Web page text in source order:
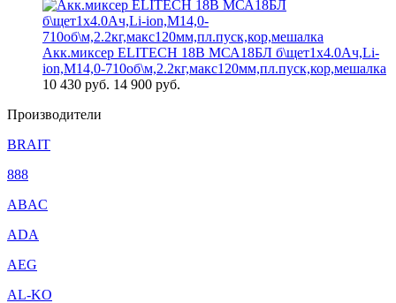
Акк.миксер ELITECH 18В МСА18БЛ б\щет1х4.0Ач,Li-
ion,М14,0-710об\м,2.2кг,макс120мм,пл.пуск,кор,мешалка
10 430 руб. 14 900 руб.
Производители
BRAIT
888
ABAC
ADA
AEG
AL-KO